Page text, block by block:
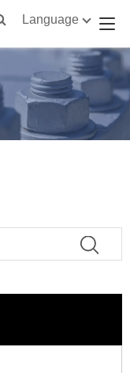
Language